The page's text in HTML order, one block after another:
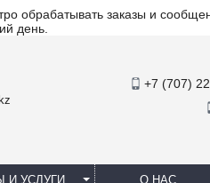
обрабатывать заказы и
день.
+7 (707)
И УСЛУГИ О НАС